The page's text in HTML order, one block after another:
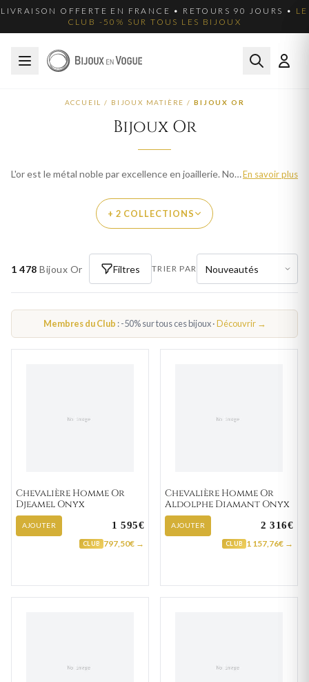
LIVRAISON OFFERTE EN FRANCE • RETOURS 90 JOURS • LE
CLUB -50% SUR TOUS LES BIJOUX
ACCUEIL / BIJOUX MATIÈRE / BIJOUX OR
Bijoux Or
L'or est le métal noble par excellence en joaillerie. Notre collection de bijoux en or réunit bagues, bracelets, colliers, chaînes, pendentifs et boucles d'oreilles en or jaune, or blanc et or rose, en 9 et 18 carats. Chaque pièce est fabriquée avec le savoir-faire de l'orfèvrerie française. Livraison offerte en France métropolitaine.En savoir plus
+ 2 COLLECTIONS
PAR MATIÈRE
BIJOUX OR JAUNE BIJOUX OR BLANC
1 478 Bijoux Or Filtres TRIER PAR
Membres du Club : -50% sur tous ces bijoux ·Découvrir →
Chevalière Homme Or
Djeamel Onyx
AJOUTER 1 595€
CLUB 797,50€ →
Chevalière Homme Or
Aldolphe Diamant Onyx
AJOUTER 2 316€
CLUB 1 157,76€ →